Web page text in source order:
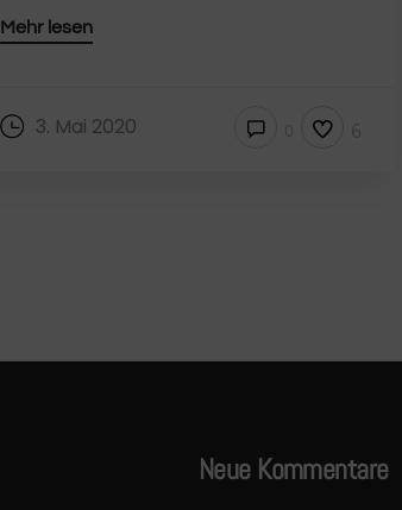
Mehr lesen
3. Mai 2020
Neue Kommentare